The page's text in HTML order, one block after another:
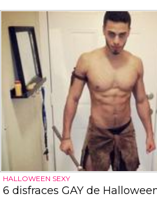
HALLOWEEN SEXY
6 disfraces GAY de